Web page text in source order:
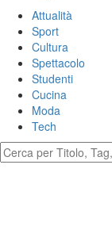
Attualità
Sport
Cultura
Spettacolo
Studenti
Cucina
Moda
Tech